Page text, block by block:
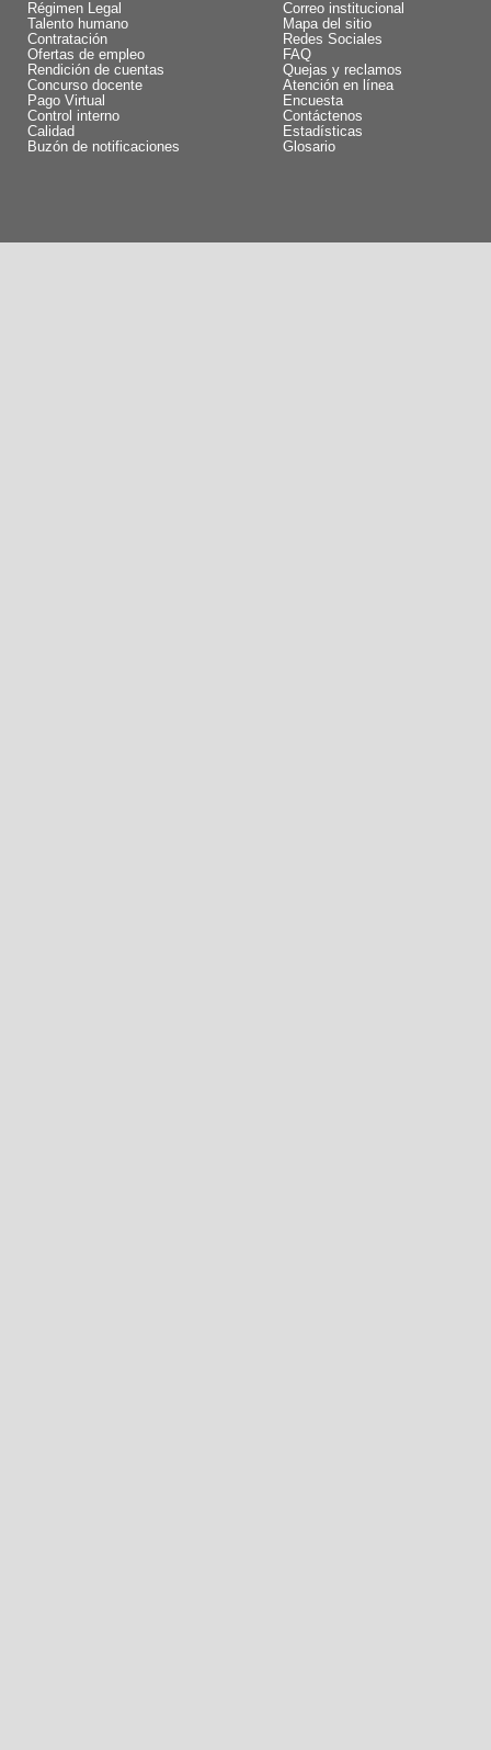
Régimen Legal
Talento humano
Contratación
Ofertas de empleo
Rendición de cuentas
Concurso docente
Pago Virtual
Control interno
Calidad
Buzón de notificaciones
Correo institucional
Mapa del sitio
Redes Sociales
FAQ
Quejas y reclamos
Atención en línea
Encuesta
Contáctenos
Estadísticas
Glosario